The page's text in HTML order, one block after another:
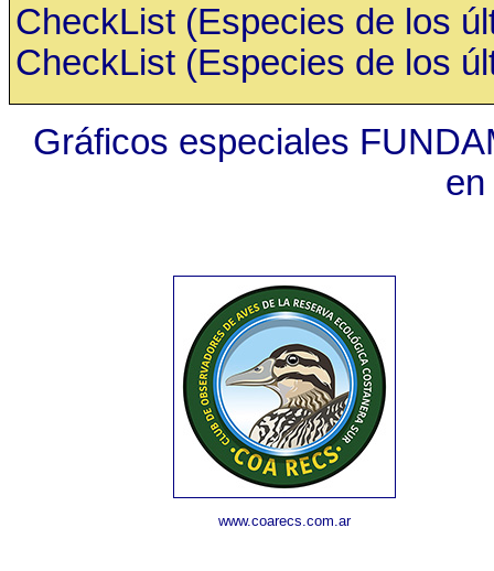
CheckList (Especies de los
CheckList (Especies de los
Gráficos especiales
www.coarecs.com.ar